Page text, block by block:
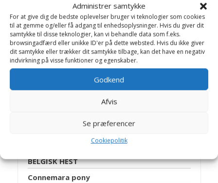
Administrer samtykke
For at give dig de bedste oplevelser bruger vi teknologier som cookies
til at gemme og/eller få adgang til enhedsoplysninger. Hvis du giver dit
samtykke til disse teknologier, kan vi behandle data som f.eks.
browsingadfærd eller unikke ID'er på dette websted. Hvis du ikke giver
dit samtykke eller trækker dit samtykke tilbage, kan det have en negativ
indvirkning på visse funktioner og egenskaber.
Godkend
Afvis
Se præferencer
Cookiepolitik
kolleger på Helsinge Dyreklinik.
Jens Bakkegaard: Dyrlæge og leder af
Hillerød Dyrehospital og Helsinge
Hestehospital. En travl hverdag med
mange spændende opgaver, -som
giver stof til artikler på Dyrlægevagten
Artikler Heste racer
BELGISK HEST
Connemara pony